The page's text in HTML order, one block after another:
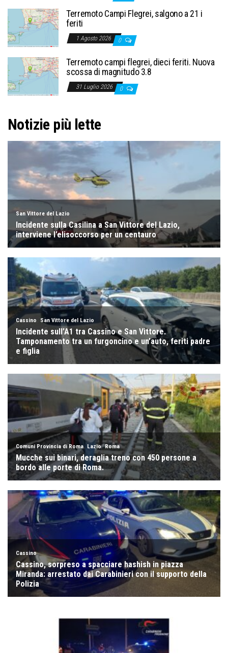
Terremoto Campi Flegrei, salgono a 21 i
feriti
1 Agosto 2026 0
Terremoto campi flegrei, dieci feriti. Nuova
scossa di magnitudo 3.8
31 Luglio 2026 0
Notizie più lette